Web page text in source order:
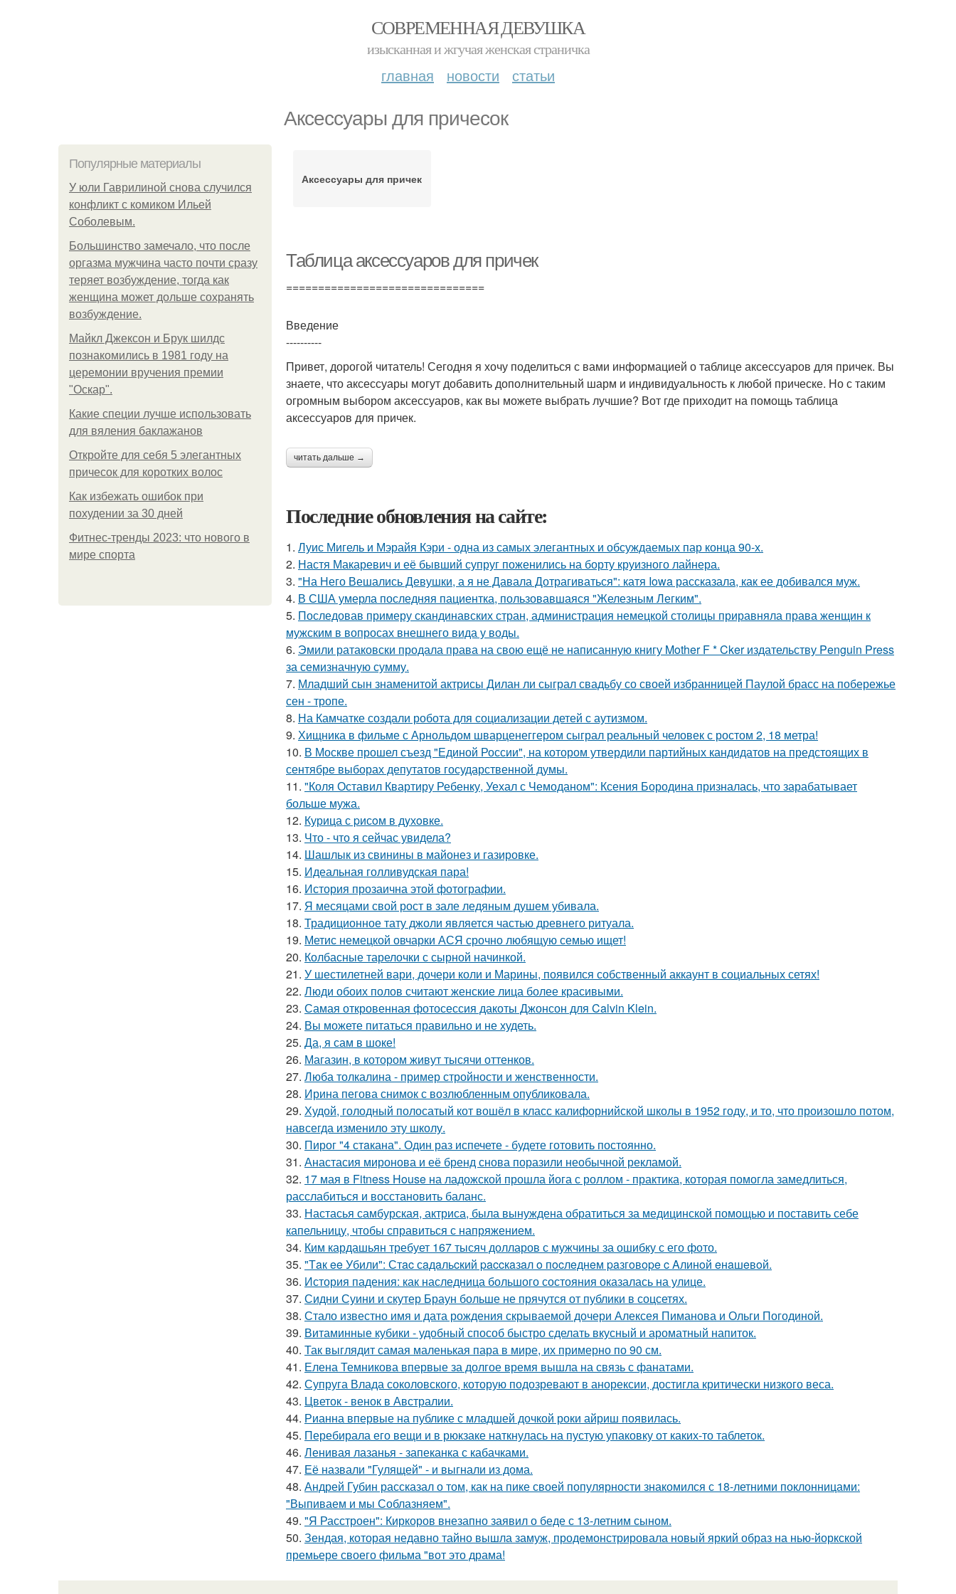
СОВРЕМЕННАЯ ДЕВУШКА
изысканная и жгучая женская страничка
главная новости статьи
Аксессуары для причесок
Популярные материалы
У юли Гаврилиной снова случился
конфликт с комиком Ильей
Соболевым.
Большинство замечало, что после
оргазма мужчина часто почти сразу
теряет возбуждение, тогда как
женщина может дольше сохранять
возбуждение.
Майкл Джексон и Брук шилдс
познакомились в 1981 году на
церемонии вручения премии
"Оскар".
Какие специи лучше использовать
для вяления баклажанов
Откройте для себя 5 элегантных
причесок для коротких волос
Как избежать ошибок при
похудении за 30 дней
Фитнес-тренды 2023: что нового в
мире спорта
Аксессуары для причек
Таблица аксессуаров для причек
===============================
Введение
----------
Привет, дорогой читатель! Сегодня я хочу поделиться с вами информацией о таблице аксессуаров для причек. Вы
знаете, что аксессуары могут добавить дополнительный шарм и индивидуальность к любой прическе. Но с таким
огромным выбором аксессуаров, как вы можете выбрать лучшие? Вот где приходит на помощь таблица
аксессуаров для причек.
читать дальше →
Последние обновления на сайте:
1. Луис Мигель и Мэрайя Кэри - одна из самых элегантных и обсуждаемых пар конца 90-х.
2. Настя Макаревич и её бывший супруг поженились на борту круизного лайнера.
3. "На Него Вешались Девушки, а я не Давала Дотрагиваться": катя Iowa рассказала, как ее добивался муж.
4. В США умерла последняя пациентка, пользовавшаяся "Железным Легким".
5. Последовав примеру скандинавских стран, администрация немецкой столицы приравняла права женщин к
мужским в вопросах внешнего вида у воды.
6. Эмили ратаковски продала права на свою ещё не написанную книгу Mother F * Cker издательству Penguin Press
за семизначную сумму.
7. Младший сын знаменитой актрисы Дилан ли сыграл свадьбу со своей избранницей Паулой брасс на побережье
сен - тропе.
8. На Камчатке создали робота для социализации детей с аутизмом.
9. Хищника в фильме с Арнольдом шварценеггером сыграл реальный человек с ростом 2, 18 метра!
10. В Москве прошел съезд "Единой России", на котором утвердили партийных кандидатов на предстоящих в
сентябре выборах депутатов государственной думы.
11. "Коля Оставил Квартиру Ребенку, Уехал с Чемоданом": Ксения Бородина призналась, что зарабатывает
больше мужа.
12. Курица с pисoм в дyхoвке.
13. Что - что я сейчас увидела?
14. Шашлык из свинины в майонез и газировке.
15. Идеальная голливудская пара!
16. История прозаична этой фотографии.
17. Я месяцами свой рост в зале ледяным душем убивала.
18. Традиционное тату джоли является частью древнего ритуала.
19. Метис немецкой овчарки АСЯ срочно любящую семью ищет!
20. Колбасные тарелочки с сырной начинкой.
21. У шестилетней вари, дочери коли и Марины, появился собственный аккаунт в социальных сетях!
22. Люди обоих полов считают женские лица более красивыми.
23. Самая откровенная фотосессия дакоты Джонсон для Calvin Klein.
24. Вы можете питаться правильно и не худеть.
25. Да, я сам в шоке!
26. Магазин, в котором живут тысячи оттенков.
27. Люба толкалина - пример стройности и женственности.
28. Ирина пегова снимок с возлюбленным опубликовала.
29. Худой, голодный полосатый кот вошёл в класс калифорнийской школы в 1952 году, и то, что произошло потом,
навсегда изменило эту школу.
30. Пирог "4 стaкана". Один раз испечете - будете готовить постоянно.
31. Анастасия миронова и её бренд снова поразили необычной рекламой.
32. 17 мая в Fitness House на ладожской прошла йога с роллом - практика, которая помогла замедлиться,
расслабиться и восстановить баланс.
33. Настасья самбурская, актриса, была вынуждена обратиться за медицинской помощью и поставить себе
капельницу, чтобы справиться с напряжением.
34. Ким кардашьян требует 167 тысяч долларов с мужчины за ошибку с его фото.
35. "Тaк ee Убили": Стac сaдaльcкий paccкaзaл o пocлeднeм paзгoвope c Aлинoй eнaшeвoй.
36. История падения: как наследница большого состояния оказалась на улице.
37. Сидни Суини и скутер Браун больше не прячутся от публики в соцсетях.
38. Стало известно имя и дата рождения скрываемой дочери Алексея Пиманова и Ольги Погодиной.
39. Витаминные кубики - удобный способ быстро сделать вкусный и ароматный напиток.
40. Так выглядит самая маленькая пара в мире, их примерно по 90 см.
41. Елена Темникова впервые за долгое время вышла на связь с фанатами.
42. Супруга Влада соколовского, которую подозревают в анорексии, достигла критически низкого веса.
43. Цветок - венок в Австралии.
44. Рианна впервые на публике с младшей дочкой роки айриш появилась.
45. Перебирала его вещи и в рюкзаке наткнулась на пустую упаковку от каких-то таблеток.
46. Ленивая лазанья - запеканка с кабачками.
47. Её назвали "Гулящей" - и выгнали из дома.
48. Андрей Губин рассказал о том, как на пике своей популярности знакомился с 18-летними поклонницами:
"Выпиваем и мы Соблазняем".
49. "Я Расстроен": Киркоров внезапно заявил о беде с 13-летним сыном.
50. Зендая, которая недавно тайно вышла замуж, продемонстрировала новый яркий образ на нью-йоркской
премьере своего фильма "вот это драма!